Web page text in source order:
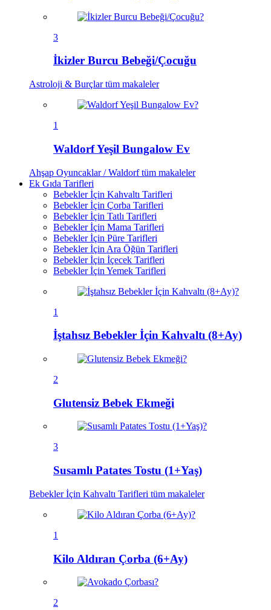
3
İkizler Burcu Bebeği/Çocuğu
Astroloji & Burçlartüm makaleler
1
Waldorf Yeşil Bungalow Ev
Ahşap Oyuncaklar / Waldorftüm makaleler
Ek Gıda Tarifleri
Bebekler İçin Kahvaltı Tarifleri
Bebekler İçin Çorba Tarifleri
Bebekler İçin Tatlı Tarifleri
Bebekler İçin Mama Tarifleri
Bebekler İçin Püre Tarifleri
Bebekler İçin Ara Öğün Tarifleri
Bebekler İçin İçecek Tarifleri
Bebekler İçin Yemek Tarifleri
1
İştahsız Bebekler İçin Kahvaltı (8+Ay)
2
Glutensiz Bebek Ekmeği
3
Susamlı Patates Tostu (1+Yaş)
Bebekler İçin Kahvaltı Tarifleri tüm makaleler
1
Kilo Aldıran Çorba (6+Ay)
2